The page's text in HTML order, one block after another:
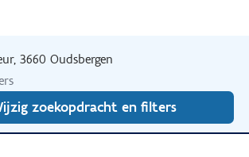
3660 Oudsbergen
zoekopdracht en filters